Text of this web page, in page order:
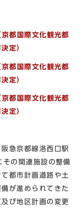
都国際文化観光都
定）
都国際文化観光都
定）
都国際文化観光都
定）
急京都線洛西口駅
その関連施設の整備
都市計画道路や土
が進められてきた
び地区計画の変更